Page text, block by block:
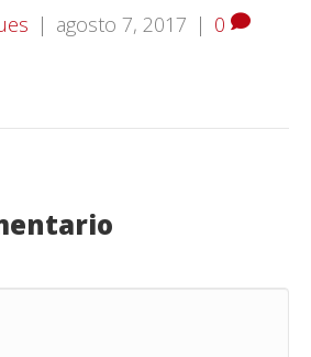
| agosto 7, 2017 | 0